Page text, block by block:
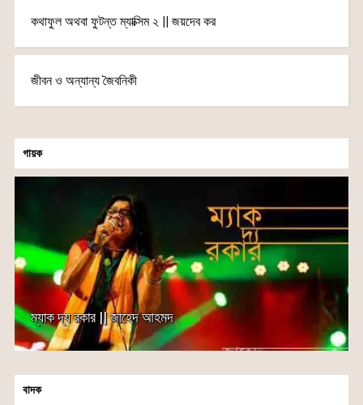
কথাফুল অথবা ফুটন্ত ম্যাক্সিম ২ || জয়দেব কর
জীবন ও অন্যান্য জৈবনিকী
গায়ক
ম্যাক দ্য রকার || জাহেদ আহমদ
বাদক